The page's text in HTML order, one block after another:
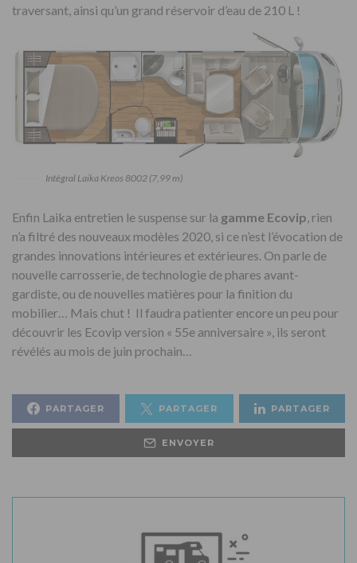
traversant, ainsi qu’un grand réservoir d’eau de 210 L !
Intégral Laika Kreos 8002 (7,99 m)
Enfin Laika entretien le suspense sur la gamme Ecovip, rien
n’a filtré des nouveaux modèles 2020, si ce n’est l’évocation de
grandes innovations intérieures et extérieures. On parle de
nouvelle carrosserie, de technologie de phares avant-
gardiste, ou de nouvelles matières pour la finition du
mobilier… Mais chut ! Il faudra patienter encore un peu pour
découvrir les Ecovip version « 55e anniversaire », ils seront
révélés au mois de juin prochain…
PARTAGER PARTAGER PARTAGER
ENVOYER